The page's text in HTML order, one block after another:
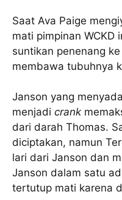
Saat Ava Paige
mati pimpinan WCKD
suntikan penenang
membawa tubuhnya
Janson yang
menjadi crank
dari darah Thomas.
diciptakan, namun
lari dari Janson dan
Janson dalam satu
tertutup mati karena